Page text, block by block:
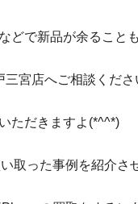
どで新品が余ること
宮店へご相談くださ
ただきますよ(*^^*)
取った事例を紹介さ